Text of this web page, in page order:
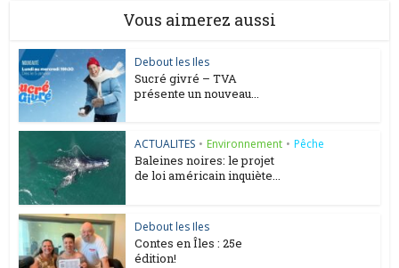
Vous aimerez aussi
Debout les Iles
Sucré givré – TVA
présente un nouveau...
ACTUALITES • Environnement • Pêche
Baleines noires: le projet
de loi américain inquiète...
Debout les Iles
Contes en Îles : 25e
édition!